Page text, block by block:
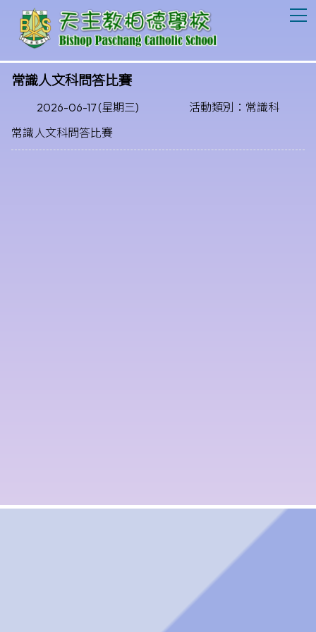
常識人文科問答比賽
2026-06-17 (星期三)
活動類別：常識科
常識人文科問答比賽